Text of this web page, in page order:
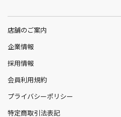
店舗のご案内
企業情報
採用情報
会員利用規約
プライバシーポリシー
特定商取引法表記